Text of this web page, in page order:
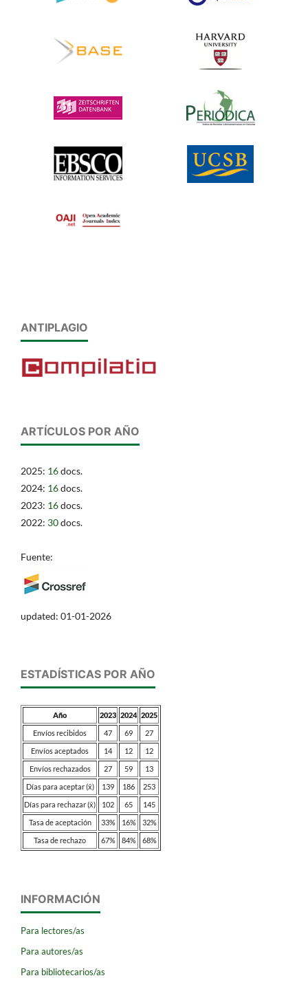
ANTIPLAGIO
ARTÍCULOS POR AÑO
2025: 16docs.
2024: 16docs.
2023: 16docs.
2022: 30docs.
Fuente:
updated: 01-01-2026
ESTADÍSTICAS POR AÑO
Año 2023 2024 2025
Envíos recibidos
47 69
27
Envíos aceptados
14 12
12
Envíos rechazados
27 59
13
Días para aceptar (x̄)
139 186
253
Días para rechazar (x̄)
102 65
145
Tasa de aceptación
33% 16%
32%
Tasa de rechazo
67% 84% 68%
INFORMACIÓN
Para lectores/as
Para autores/as
Para bibliotecarios/as